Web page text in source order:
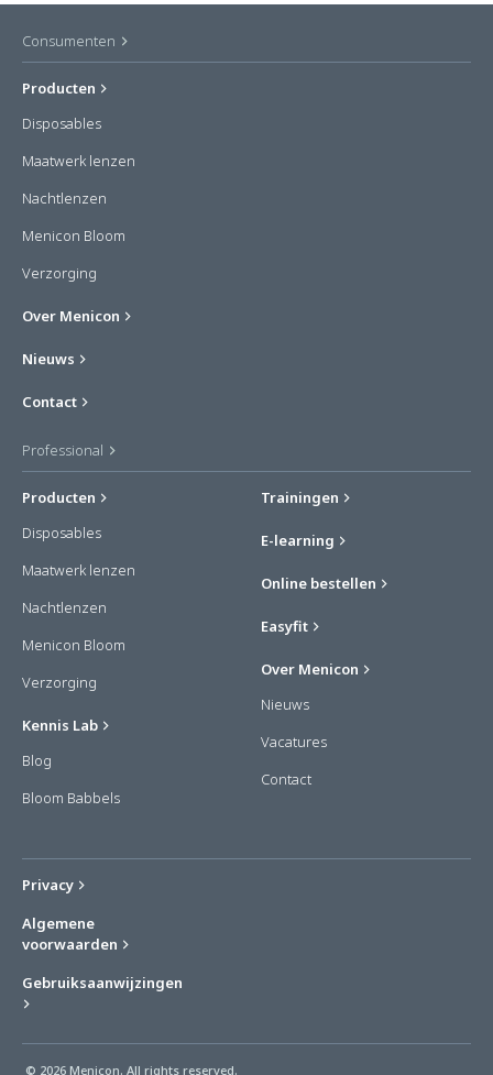
Consumenten
Producten
Disposables
Maatwerk lenzen
Nachtlenzen
Menicon Bloom
Verzorging
Over Menicon
Nieuws
Contact
Professional
Producten
Disposables
Maatwerk lenzen
Nachtlenzen
Menicon Bloom
Verzorging
Kennis Lab
Blog
Bloom Babbels
Trainingen
E-learning
Online bestellen
Easyfit
Over Menicon
Nieuws
Vacatures
Contact
Privacy
Algemene
voorwaarden
Gebruiksaanwijzingen
© 2026 Menicon. All rights reserved.